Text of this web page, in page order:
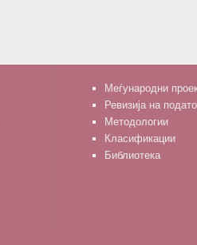
Меѓународни
Ревизија на
Методологии
Класификации
Библиотека